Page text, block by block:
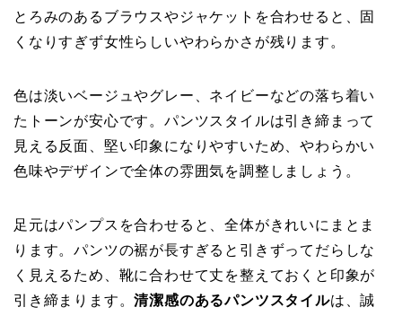
とろみのあるブラウスやジャケットを合わせると、固
くなりすぎず女性らしいやわらかさが残ります。
色は淡いベージュやグレー、ネイビーなどの落ち着い
たトーンが安心です。パンツスタイルは引き締まって
見える反面、堅い印象になりやすいため、やわらかい
色味やデザインで全体の雰囲気を調整しましょう。
足元はパンプスを合わせると、全体がきれいにまとま
ります。パンツの裾が長すぎると引きずってだらしな
く見えるため、靴に合わせて丈を整えておくと印象が
引き締まります。清潔感のあるパンツスタイルは、誠